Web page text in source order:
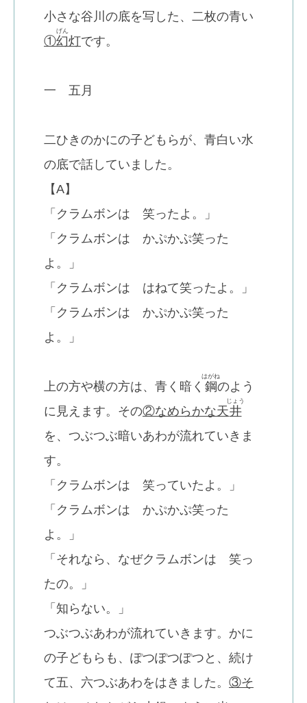
小さな谷川の底を写した、二枚の青い
①幻
げん
灯です。
一 五月
二ひきのかにの子どもらが、青白い水
の底で話していました。
【A】
「クラムボンは 笑ったよ。」
「クラムボンは かぷかぷ笑った
よ。」
「クラムボンは はねて笑ったよ。」
「クラムボンは かぷかぷ笑った
よ。」
上の方や横の方は、青く暗く 鋼
はがね
のよう
に見えます。その②なめらかな天井
じょう
を、つぶつぶ暗いあわが流れていきま
す。
「クラムボンは 笑っていたよ。」
「クラムボンは かぷかぷ笑った
よ。」
「それなら、なぜクラムボンは 笑っ
たの。」
「知らない。」
つぶつぶあわが流れていきます。かに
の子どもらも、ぽつぽつぽつと、続け
て五、六つぶあわをはきました。 ③そ